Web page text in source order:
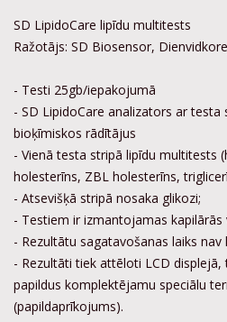
SD LipidoCare lipīdu multitests
Ražotājs: SD Biosensor,
- Testi 25gb/iepakojumā
- SD LipidoCare analizators ar
bioķīmiskos rādītājus
- Vienā testa stripā lipīdu multitests
holesterīns, ZBL holesterīns,
- Atsevišķā stripā nosaka glikozi;
- Testiem ir izmantojamas kapilārās
- Rezultātu sagatavošanas laiks
- Rezultāti tiek attēloti LCD
papildus komplektējamu speciālu
(papildaprīkojums).